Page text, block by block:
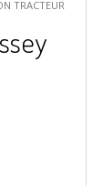
TRACTEUR